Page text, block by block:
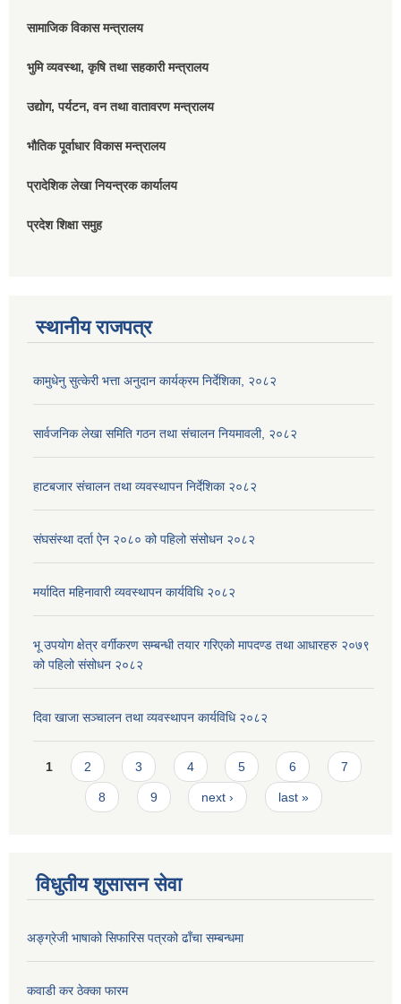
सामाजिक विकास मन्त्रालय
भुमि व्यवस्था, कृषि तथा सहकारी मन्त्रालय
उद्योग, पर्यटन, वन तथा वातावरण मन्त्रालय
भौतिक पूर्वाधार विकास मन्त्रालय
प्रादेशिक लेखा नियन्त्रक कार्यालय
प्रदेश शिक्षा समुह
स्थानीय राजपत्र
कामुधेनु सुत्केरी भत्ता अनुदान कार्यक्रम निर्देशिका, २०८२
सार्वजनिक लेखा समिति गठन तथा संचालन नियमावली, २०८२
हाटबजार संचालन तथा व्यवस्थापन निर्देशिका २०८२
संघसंस्था दर्ता ऐन २०८० को पहिलो संसोधन २०८२
मर्यादित महिनावारी व्यवस्थापन कार्यविधि २०८२
भू उपयोग क्षेत्र वर्गीकरण सम्बन्धी तयार गरिएको मापदण्ड तथा आधारहरु २०७९
को पहिलो संसोधन २०८२
दिवा खाजा सञ्चालन तथा व्यवस्थापन कार्यविधि २०८२
Pages
1 2 3 4 5 6 7
8 9 next › last »
विधुतीय शुसासन सेवा
अङ्ग्रेजी भाषाको सिफारिस पत्रको ढाँचा सम्बन्धमा
कवाडी कर ठेक्का फारम